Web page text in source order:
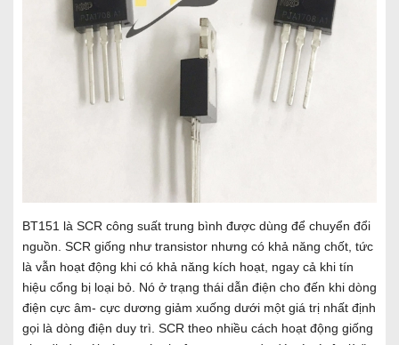
BT151 là SCR công suất trung bình được dùng để chuyển đổi
nguồn. SCR giống như transistor nhưng có khả năng chốt, tức
là vẫn hoạt động khi có khả năng kích hoạt, ngay cả khi tín
hiệu cổng bị loại bỏ. Nó ở trạng thái dẫn điện cho đến khi dòng
điện cực âm- cực dương giảm xuống dưới một giá trị nhất định
gọi là dòng điện duy trì. SCR theo nhiều cách hoạt động giống